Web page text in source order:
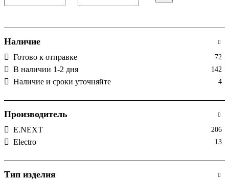
Наличие
Готово к отправке 72
В наличии 1-2 дня 142
Наличие и сроки уточняйте 4
Производитель
E.NEXT 206
Electro 13
Тип изделия